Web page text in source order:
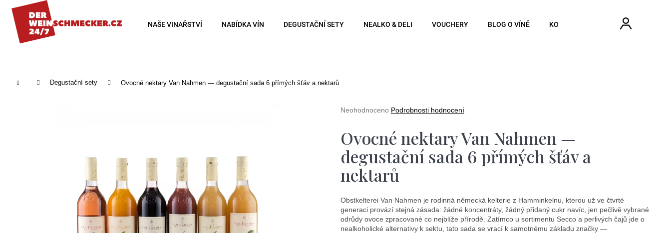
NAŠE VINAŘSTVÍ NABÍDKA VÍN DEGUSTAČNÍ SETY NEALKO & DELI VOUCHERY BLOG O VÍNĚ KONTAKTY Hledat
Domů Degustační sety Ovocné nektary Van Nahmen — degustační sada 6 přímých šťáv a nektarů
Průměrné
je
0,0
z
5
hvězdiček.
Neohodnoceno Podrobnosti hodnocení
Ovocné nektary Van Nahmen —
degustační sada 6 přímých šťáv a
nektarů
Obstkelterei Van Nahmen je rodinná německá kelterie z Hamminkelnu, kterou už ve čtvrté
generaci provází stejná zásada: žádné koncentráty, žádný přidaný cukr navíc, jen pečlivě vybrané
odrůdy ovoce zpracované co nejblíže přírodě. Zatímco u sortimentu Secco a perlivých čajů jde o
nealkoholické alternativy k sektu, tato sada se vrací k samotnému základu značky —
Zpět
do
Zpět
do